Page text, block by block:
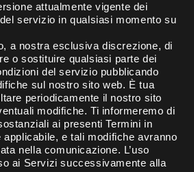
attualmente vigente dei
servizio in qualsiasi momento su
a nostra esclusiva discrezione, di
o sostituire qualsiasi parte dei
del servizio pubblicando
sul nostro sito web. È tua
periodicamente il nostro sito
modifiche. Ti informeremo di
ai presenti Termini in
e tali modifiche avranno
nella comunicazione. L’uso
ai Servizi successivamente alla